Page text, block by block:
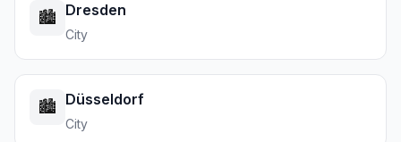
🏙️ Dresden
City
🏙️ Düsseldorf
City